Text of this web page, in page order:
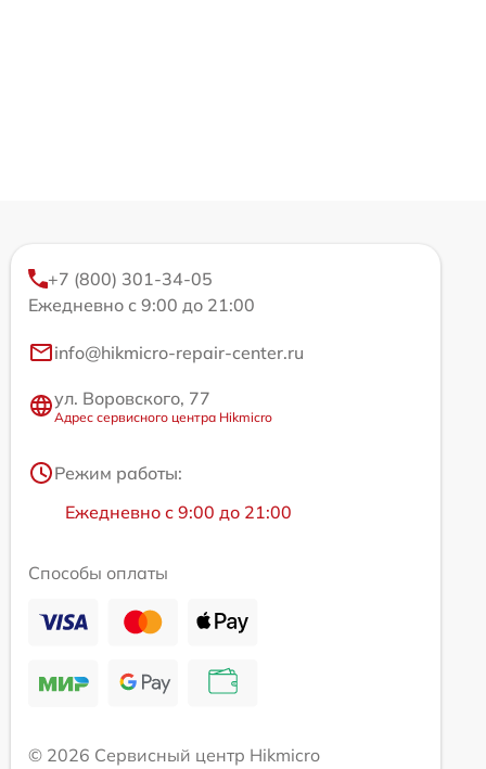
+7 (800) 301-34-05
Ежедневно с 9:00 до 21:00
info@hikmicro-repair-center.ru
ул. Воровского, 77
Адрес сервисного центра Hikmicro
Режим работы:
Ежедневно с 9:00 до 21:00
Способы оплаты
© 2026 Сервисный центр Hikmicro